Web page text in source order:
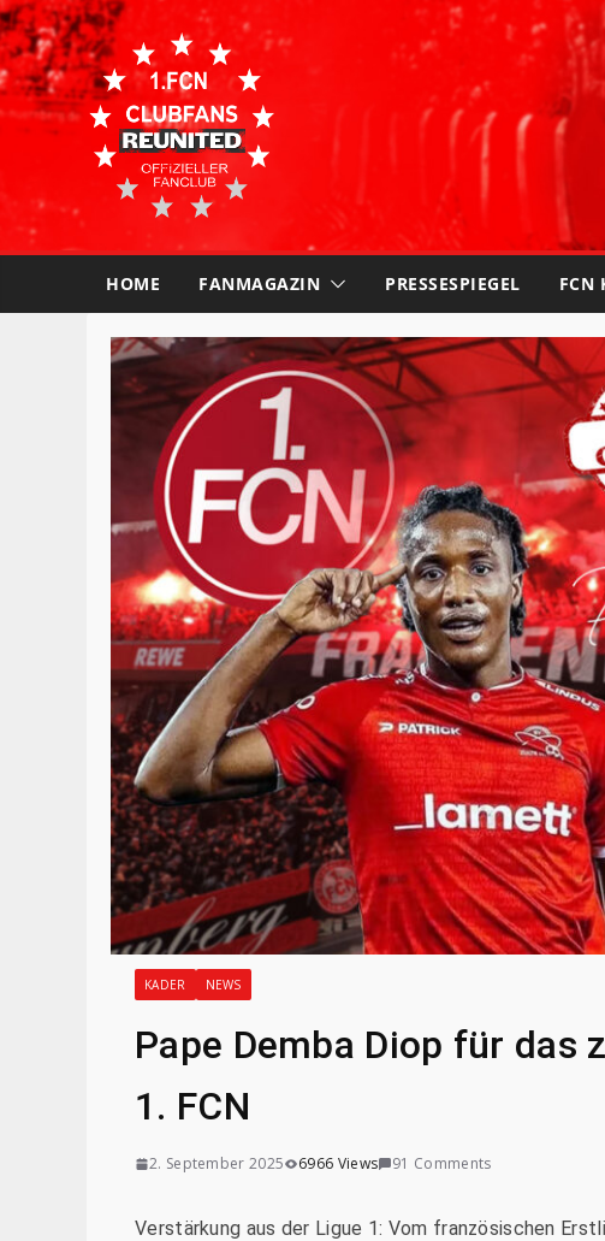
HOME FANMAGAZIN PRESSESPIEGEL FCN
KADER NEWS
Pape Demba Diop für
1. FCN
2. September 2025 6966 Views 91 Comments
Verstärkung aus der Ligue 1: Vom französischen